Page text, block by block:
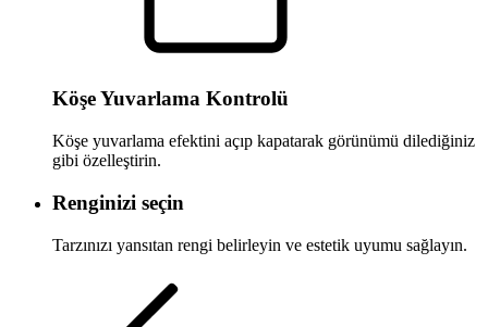
Köşe Yuvarlama Kontrolü
Köşe yuvarlama efektini açıp kapatarak görünümü dilediğiniz
gibi özelleştirin.
Renginizi seçin
Tarzınızı yansıtan rengi belirleyin ve estetik uyumu sağlayın.